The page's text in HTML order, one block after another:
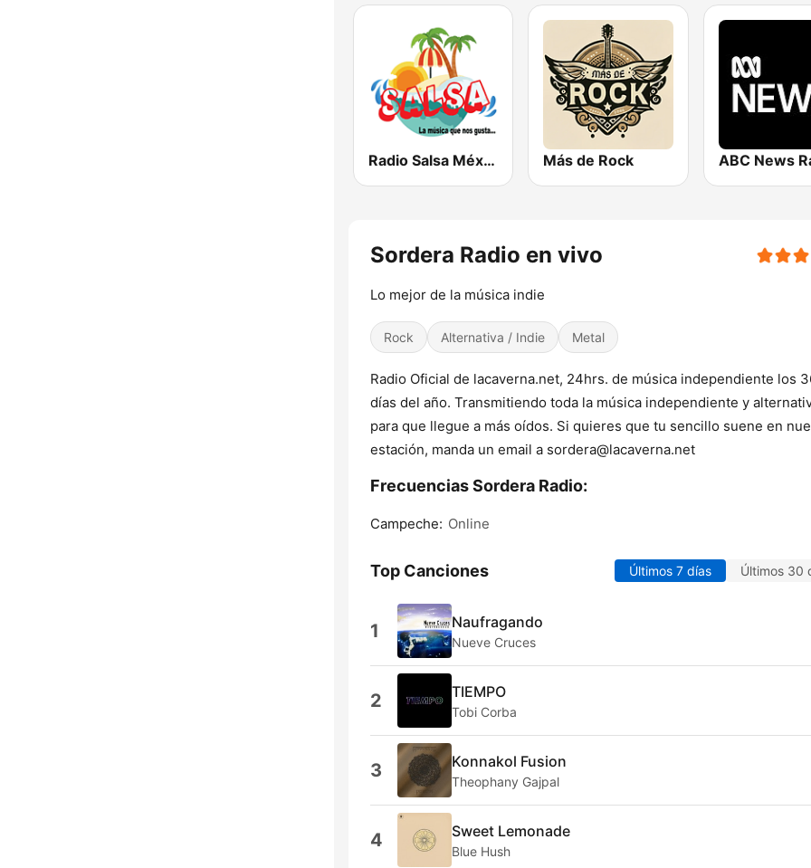
Radio Salsa México Más de Rock ABC News
Sordera Radio en vivo
Lo mejor de la música indie
Rock Alternativa / Indie Metal
Radio Oficial de lacaverna.net, 24hrs. de música independiente los
días del año. Transmitiendo toda la música independiente y
para que llegue a más oídos. Si quieres que tu sencillo suene en
estación, manda un email a sordera@lacaverna.net
Frecuencias Sordera Radio:
Campeche: Online
Top Canciones Últimos 7 días Últimos 30
1 Naufragando
Nueve Cruces
2 TIEMPO
Tobi Corba
3 Konnakol Fusion
Theophany Gajpal
4 Sweet Lemonade
Blue Hush